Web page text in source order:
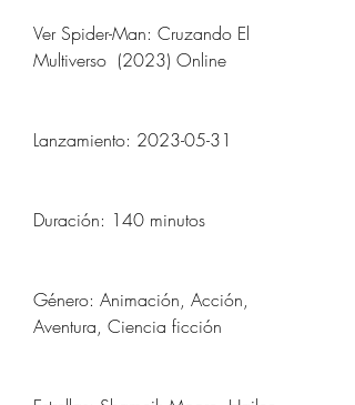
Ver Spider-Man: Cruzando El
Multiverso  (2023) Online
Lanzamiento: 2023-05-31
Duración: 140 minutos
Género: Animación, Acción,
Aventura, Ciencia ficción